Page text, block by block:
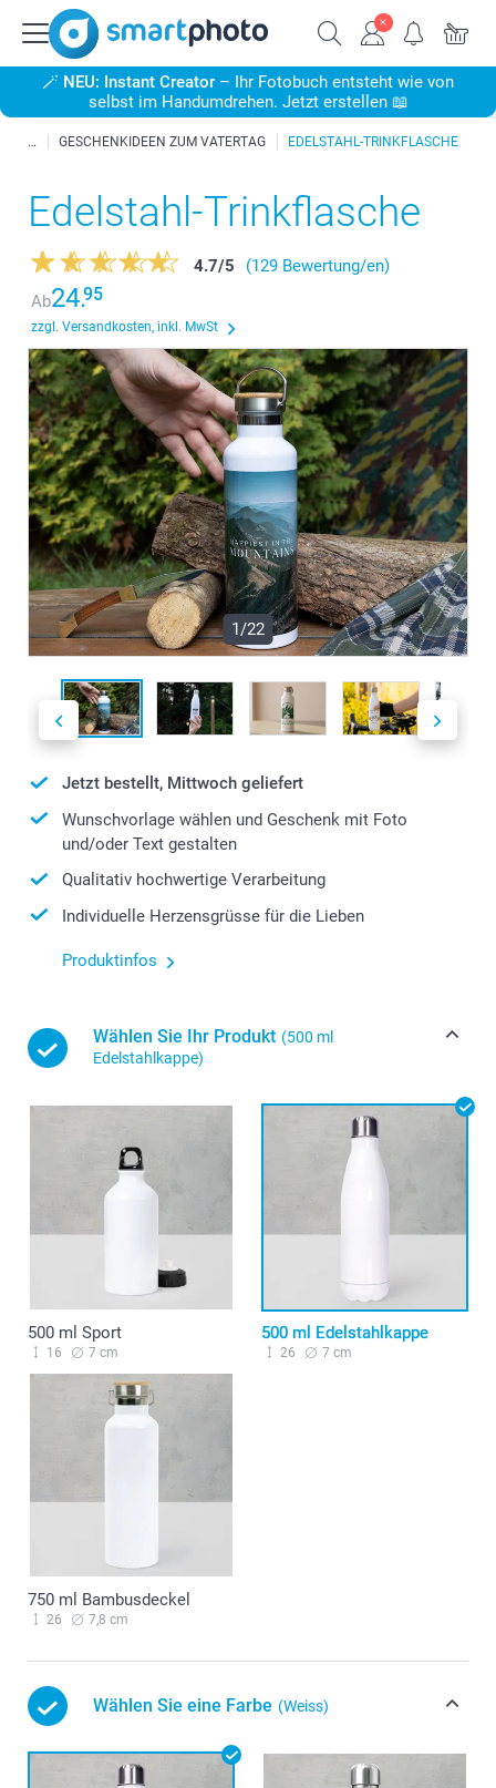
🪄 NEU: Instant Creator – Ihr Fotobuch entsteht wie von
selbst im Handumdrehen. Jetzt erstellen 📖
GESCHENKIDEEN ZUM VATERTAG EDELSTAHL-TRINKFLASCHE
Edelstahl-Trinkflasche
4.7/5
(129 Bewertung/en)
Ab24.95
zzgl. Versandkosten, inkl. MwSt
1/22
Jetzt bestellt, Mittwoch geliefert
Wunschvorlage wählen und Geschenk mit Foto
und/oder Text gestalten
Qualitativ hochwertige Verarbeitung
Individuelle Herzensgrüsse für die Lieben
Produktinfos
Wählen Sie Ihr Produkt (500 ml
Edelstahlkappe)
500 ml Sport
16 7 cm
500 ml Edelstahlkappe
26 7 cm
750 ml Bambusdeckel
26 7,8 cm
Wählen Sie eine Farbe (Weiss)